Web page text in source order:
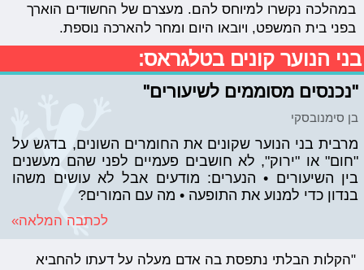
במהלכה נקשרו למיוחס להם. מעצרם של החשודים הוארך
בפני בית המשפט, ויובאו היום ומחר להארכה נוספת.
בני הנוער קונים בטלגראס:
"נכנסים מסוממים לשיעורים"
בן סימנובסקי
מרבית בני הנוער שקונים את החומרים השונים, בדגש על
"חום" או "ירוק", לא חושבים פעמיים לפני שהם מעשנים
בין השיעורים • הנערים: מודעים אבל לא עושים משהו
בנדון כדי למנוע את התופעה • מה עם המורים?
לכתבה המלאה»
"הקלות הבלתי נתפסת בה אדם מעלה על דעתו להחביא